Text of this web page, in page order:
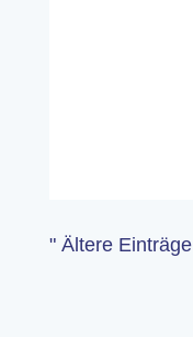
" Ältere Einträge